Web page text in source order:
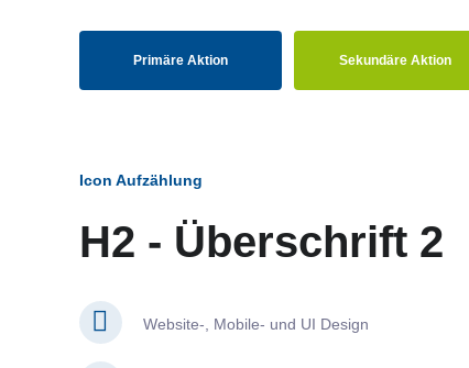
Primäre Aktion Sekundäre Aktion
Icon Aufzählung
H2 - Überschrift 2
Website-, Mobile- und UI Design